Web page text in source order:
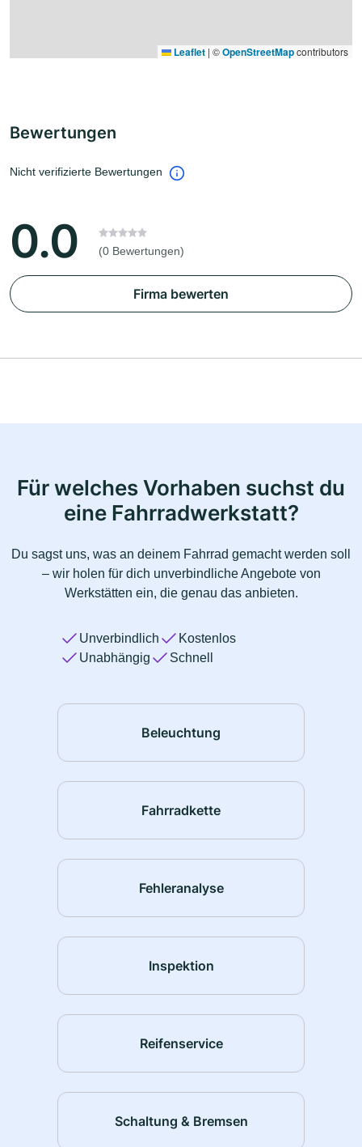
Leaflet | ©OpenStreetMapcontributors
Bewertungen
Nicht verifizierte Bewertungen
0.0 (0 Bewertungen)
Firma bewerten
Für welches Vorhaben suchst du
eine Fahrradwerkstatt?
Du sagst uns, was an deinem Fahrrad gemacht werden soll
– wir holen für dich unverbindliche Angebote von
Werkstätten ein, die genau das anbieten.
Unverbindlich
Kostenlos
Unabhängig
Schnell
Beleuchtung
Fahrradkette
Fehleranalyse
Inspektion
Reifenservice
Schaltung & Bremsen